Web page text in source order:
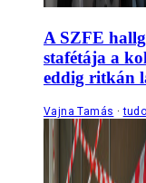
A SZFE
stafétája a
eddig ritkán
Vajna Tamás